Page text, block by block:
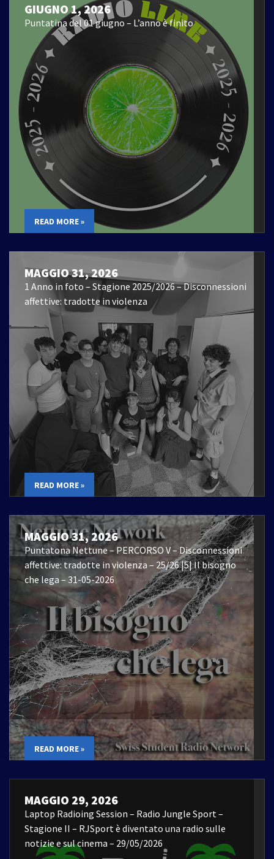
GIUGNO 1, 2026
Puntatina del 01 giugno – L’anno è finito
READ MORE »
MAGGIO 31, 2026
1 Anno in foto – Stagione 2025/2026 – Disconnessioni
affettive: tradotte in violenza
READ MORE »
MAGGIO 31, 2026
Puntatona Nettune – PERCORSO V – Disconnessioni
affettive: tradotte in violenza – 25/26 |5| Il bisogno
che lega – 31-05-2026
READ MORE »
MAGGIO 29, 2026
Laptop Radioing Session – Radio Jungle Sport –
Stagione II – RJSport è diventato una radio sulle
notizie e sul cinema – 29/05/2026